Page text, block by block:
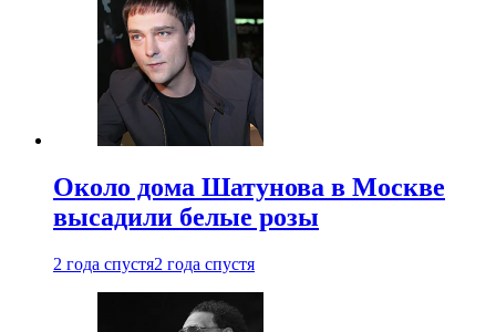
Около дома Шатунова в Москве
высадили белые розы
2 года спустя2 года спустя